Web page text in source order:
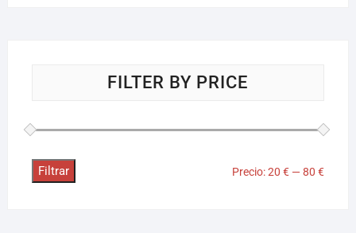
FILTER BY PRICE
Filtrar Precio:20 € —80 €